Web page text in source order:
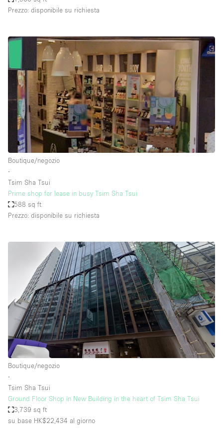
Prezzo: disponibile su richiesta
Boutique/negozio
∙
Tsim Sha Tsui
Prime shop for lease in busy Tsim Sha Tsui
588 sq ft
Prezzo: disponibile su richiesta
Boutique/negozio
∙
Tsim Sha Tsui
Ground Floor Shop in New Building in the heart of Tsim Sha Tsui
3,739 sq ft
su base HK$22,434 al giorno